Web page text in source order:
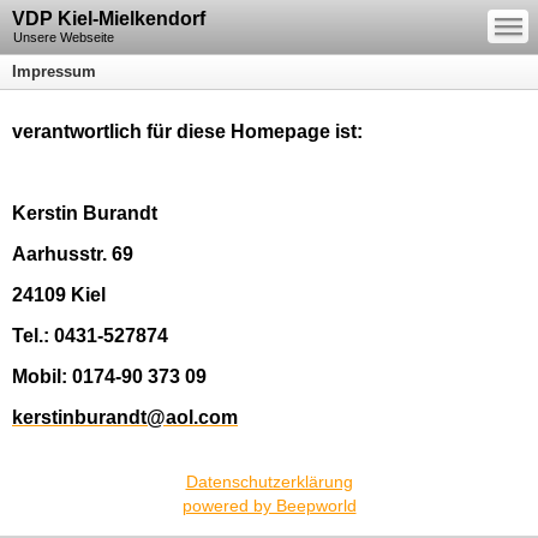
VDP Kiel-Mielkendorf
Unsere Webseite
—
—
—
Impressum
verantwortlich für diese Homepage ist:
Kerstin Burandt
Aarhusstr. 69
24109 Kiel
Tel.: 0431-527874
Mobil: 0174-90 373 09
kerstinburandt@aol.com
Datenschutzerklärung
powered by Beepworld